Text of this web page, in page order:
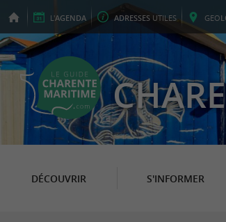
L'AGENDA ADRESSES UTILES GEO
DÉCOUVRIR S'INFORMER